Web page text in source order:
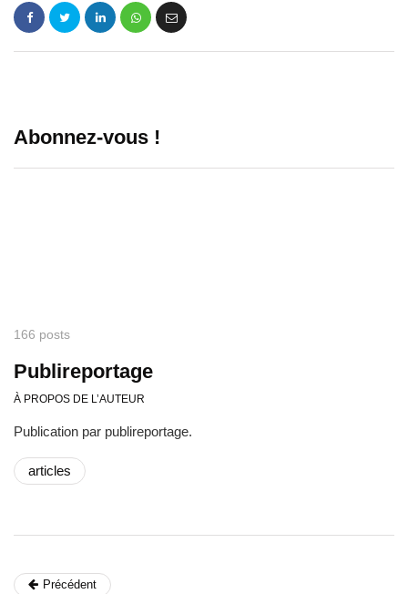
Abonnez-vous !
166 posts
Publireportage
À PROPOS DE L’AUTEUR
Publication par publireportage.
articles
Précédent